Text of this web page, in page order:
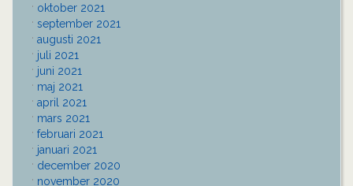
oktober 2021
september 2021
augusti 2021
juli 2021
juni 2021
maj 2021
april 2021
mars 2021
februari 2021
januari 2021
december 2020
november 2020